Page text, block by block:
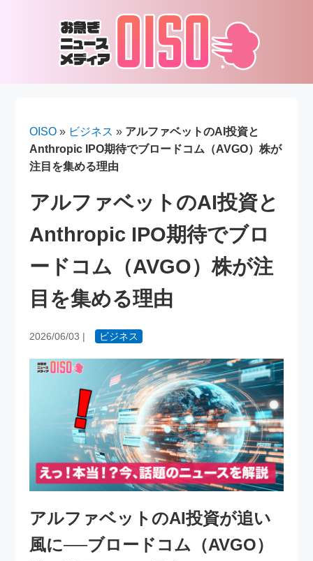
OISO » ビジネス » アルファベットのAI投資と
Anthropic IPO期待でブロードコム（AVGO）株が
注目を集める理由
アルファベットのAI投資と
Anthropic IPO期待でブロ
ードコム（AVGO）株が注
目を集める理由
2026/06/03 | ビジネス
アルファベットのAI投資が追い
風に──ブロードコム（AVGO）